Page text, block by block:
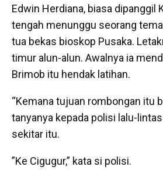
Edwin Herdiana, biasa dipanggil
tengah menunggu seorang
tua bekas bioskop Pusaka.
timur alun-alun. Awalnya ia
Brimob itu hendak latihan.
“Kemana tujuan rombongan itu
tanyanya kepada polisi lalu-
sekitar itu.
”Ke Cigugur,” kata si polisi.